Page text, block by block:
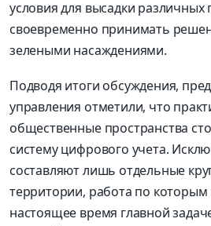
условия для высадки различных
своевременно принимать
зелеными насаждениями.
Подводя итоги обсуждения,
управления отметили, что
общественные пространства
систему цифрового учета.
составляют лишь отдельные
территории, работа по
настоящее время главной